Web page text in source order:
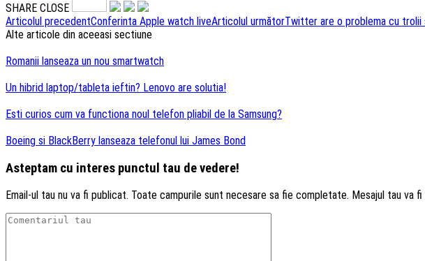
SHARE CLOSE
Navigare
articole
Articolul precedentConferinta Apple watch liveArticolul următorTwitter are o problema cu
Alte articole din aceeasi sectiune
Romanii lanseaza un nou smartwatch
Un hibrid laptop/tableta ieftin? Lenovo are solutia!
Esti curios cum va functiona noul telefon pliabil de la Samsung?
Boeing si BlackBerry lanseaza telefonul lui James Bond
Asteptam cu interes punctul tau de vedere!
Email-ul tau nu va fi publicat. Toate campurile sunt necesare sa fie completate. Mesajul tau va